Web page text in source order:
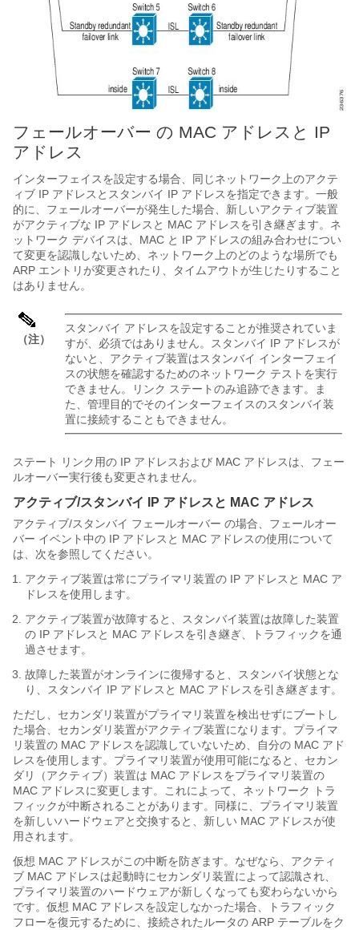
フェールオーバー の MAC アドレスと IP
アドレス
インターフェイスを設定する場合、同じネットワーク上のアクテ
ィブ IP アドレスとスタンバイ IP アドレスを指定できます。一般
的に、フェールオーバーが発生した場合、新しいアクティブ装置
がアクティブな IP アドレスと MAC アドレスを引き継ぎます。ネ
ットワーク デバイスは、MAC と IP アドレスの組み合わせについ
て変更を認識しないため、ネットワーク上のどのような場所でも
ARP エントリが変更されたり、タイムアウトが生じたりすること
はありません。
（注）
スタンバイ アドレスを設定することが推奨されていま
すが、必須ではありません。スタンバイ IP アドレスが
ないと、アクティブ装置はスタンバイ インターフェイ
スの状態を確認するためのネットワーク テストを実行
できません。リンク ステートのみ追跡できます。ま
た、管理目的でそのインターフェイスのスタンバイ装
置に接続することもできません。
ステート リンク用の IP アドレスおよび MAC アドレスは、フェー
ルオーバー実行後も変更されません。
アクティブ/スタンバイ IP アドレスと MAC アドレス
アクティブ/スタンバイ フェールオーバー の場合、フェールオー
バー イベント中の IP アドレスと MAC アドレスの使用について
は、次を参照してください。
アクティブ装置は常にプライマリ装置の IP アドレスと MAC ア
ドレスを使用します。
アクティブ装置が故障すると、スタンバイ装置は故障した装置
の IP アドレスと MAC アドレスを引き継ぎ、トラフィックを通
過させます。
故障した装置がオンラインに復帰すると、スタンバイ状態とな
り、スタンバイ IP アドレスと MAC アドレスを引き継ぎます。
ただし、セカンダリ装置がプライマリ装置を検出せずにブートし
た場合、セカンダリ装置がアクティブ装置になります。プライマ
リ装置の MAC アドレスを認識していないため、自分の MAC アド
レスを使用します。プライマリ装置が使用可能になると、セカン
ダリ（アクティブ）装置は MAC アドレスをプライマリ装置の
MAC アドレスに変更します。これによって、ネットワーク トラ
フィックが中断されることがあります。同様に、プライマリ装置
を新しいハードウェアと交換すると、新しい MAC アドレスが使
用されます。
仮想 MAC アドレスがこの中断を防ぎます。なぜなら、アクティ
ブ MAC アドレスは起動時にセカンダリ装置によって認識され、
プライマリ装置のハードウェアが新しくなっても変わらないから
です。仮想 MAC アドレスを設定しなかった場合、トラフィック
フローを復元するために、接続されたルータの ARP テーブルをク